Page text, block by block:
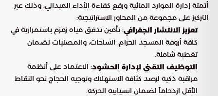
أتمتة إدارة الموارد المائية ورفع كفاءة الأداء الميداني، وذلك عبر
التركيز على مجموعة من المحاور الاستراتيجية:
تعزيز الانتشار الجغرافي: تأمين تدفق مياه زمزم باستمرارية في
كافة أروقة المسجد الحرام، الساحات، والمصليات لضمان
تغطية شاملة.
التوظيف التقني لإدارة الحشود: الاعتماد على أنظمة
مراقبة ذكية لرصد كثافة الاستهلاك وتوجيه الحجاج نحو النقاط
الأقل ازدحاماً لضمان انسيابية الحركة.